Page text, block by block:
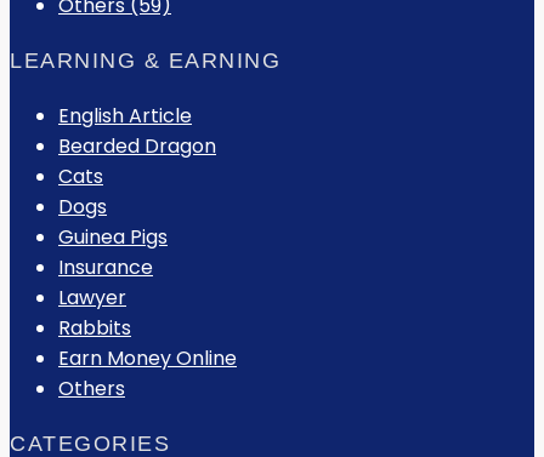
LEARNING & EARNING
English Article
Bearded Dragon
Cats
Dogs
Guinea Pigs
Insurance
Lawyer
Rabbits
Earn Money Online
Others
CATEGORIES